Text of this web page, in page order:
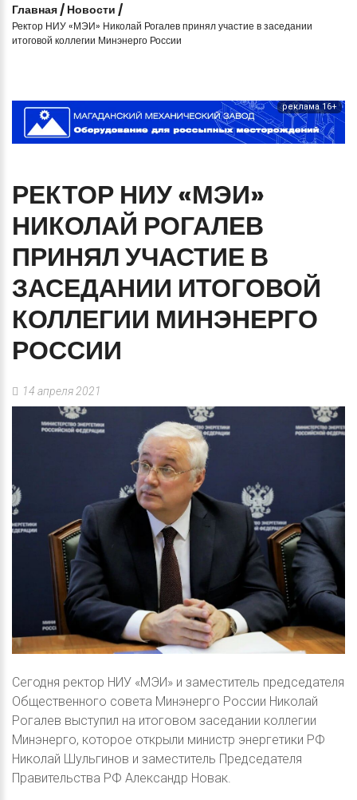
Главная / Новости /
Ректор НИУ «МЭИ» Николай Рогалев принял участие в заседании
итоговой коллегии Минэнерго России
реклама 16+
РЕКТОР НИУ«МЭИ»
НИКОЛАЙ РОГАЛЕВ
ПРИНЯЛУЧАСТИЕ В
ЗАСЕДАНИИ ИТОГОВОЙ
КОЛЛЕГИИ МИНЭНЕРГО
РОССИИ
14 апреля 2021
Сегодня ректор НИУ «МЭИ» и заместитель председателя
Общественного совета Минэнерго России Николай
Рогалев выступил на итоговом заседании коллегии
Минэнерго, которое открыли министр энергетики РФ
Николай Шульгинов и заместитель Председателя
Правительства РФ Александр Новак.